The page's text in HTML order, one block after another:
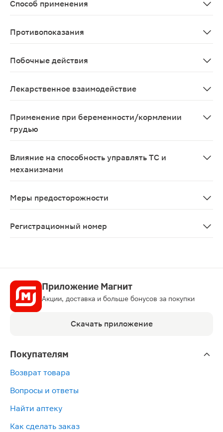
Способ применения
Противопоказания
Побочные действия
Лекарственное взаимодействие
Применение при беременности/кормлении
грудью
Влияние на способность управлять ТС и
механизмами
Меры предосторожности
Регистрационный номер
Приложение Магнит
Акции, доставка и больше бонусов за покупки
Скачать приложение
Покупателям
Возврат товара
Вопросы и ответы
Найти аптеку
Как сделать заказ